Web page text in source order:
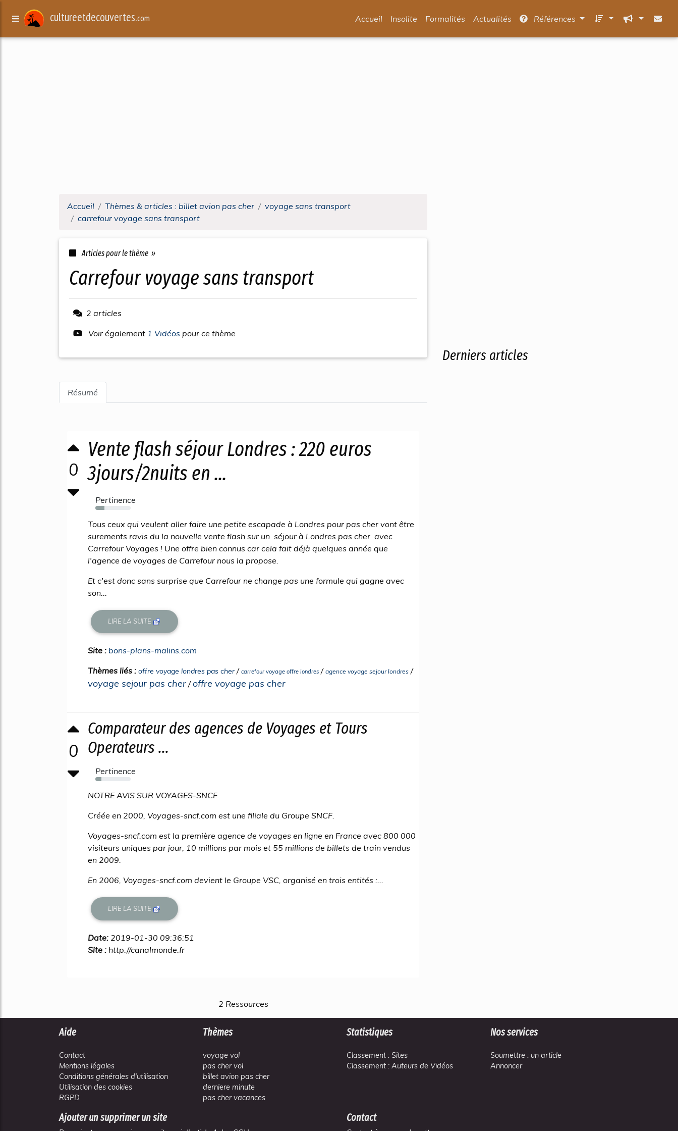
cultureetdecouvertes.com Accueil Insolite Formalités Actualités Références
Accueil Thèmes & articles : billet avion pas cher
voyage sans transport
carrefour voyage sans transport
Articles pour le thème »
carrefour voyage sans transport
2 articles
Voir également 1 Vidéos pour ce thème
Résumé
0
Vente flash séjour Londres : 220 euros
3jours/2nuits en ...
Pertinence
26%
Tous ceux qui veulent aller faire une petite escapade à Londres pour pas cher vont être
surements ravis du la nouvelle vente flash sur un séjour à Londres pas cher avec
Carrefour Voyages ! Une offre bien connus car cela fait déjà quelques année que
l'agence de voyages de Carrefour nous la propose.
Et c'est donc sans surprise que Carrefour ne change pas une formule qui gagne avec
son...
LIRE LA SUITE
Site : bons-plans-malins.com
Thèmes liés : offre voyage londres pas cher/ carrefour voyage offre londres / agence voyage sejour londres /
voyage sejour pas cher /offre voyage pas cher
0
Comparateur des agences de Voyages et Tours
Operateurs ...
Pertinence
17%
NOTRE AVIS SUR VOYAGES-SNCF
Créée en 2000, Voyages-sncf.com est une filiale du Groupe SNCF.
Voyages-sncf.com est la première agence de voyages en ligne en France avec 800 000
visiteurs uniques par jour, 10 millions par mois et 55 millions de billets de train vendus
en 2009.
En 2006, Voyages-sncf.com devient le Groupe VSC, organisé en trois entités :...
LIRE LA SUITE
Date: 2019-01-30 09:36:51
Site : http://canalmonde.fr
2 Ressources
Derniers articles
Aide
Contact
Mentions légales
Conditions générales d'utilisation
Utilisation des cookies
RGPD
Thèmes
voyage vol
pas cher vol
billet avion pas cher
derniere minute
pas cher vacances
Statistiques
Classement : Sites
Classement : Auteurs de Vidéos
Nos services
Soumettre : un article
Annoncer
Ajouter un supprimer un site Contact